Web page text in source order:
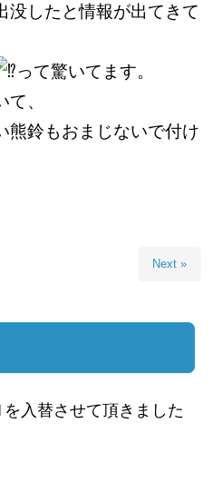
没したと情報が出てきて
って驚いてます。
、
熊鈴もおまじないで付け
Next »
入替させて頂きました